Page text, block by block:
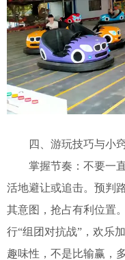
四、游玩技巧与小
掌握节奏：不要一
活地避让或追击。 预判
其意图，抢占有利位置。
行“组团对抗战”，欢乐加
趣味性，不是比输赢，